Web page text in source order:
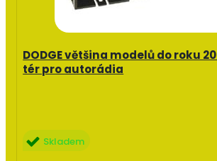
DODGE většina modelů do roku
tér pro autorádia
Skladem